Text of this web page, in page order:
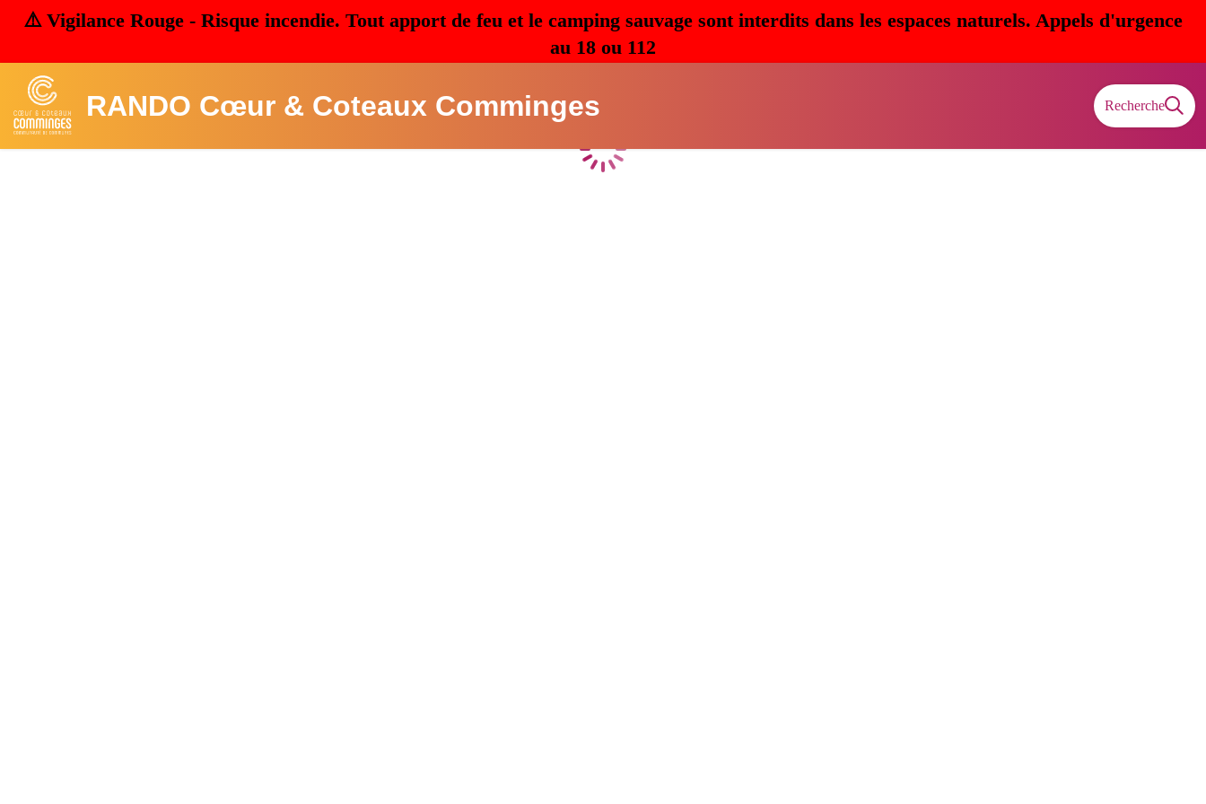
⚠️ Vigilance Rouge - Risque incendie. Tout apport de feu et le camping sauvage sont interdits dans les espaces naturels. Appels d'urgence
au 18 ou 112
RANDO Cœur & Coteaux Comminges Recherche
Chargement